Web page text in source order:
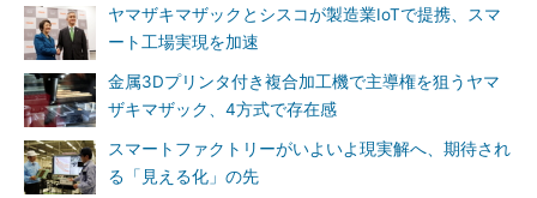
ヤマザキマザックとシスコが製造業IoTで提携、スマ
ート工場実現を加速
金属3Dプリンタ付き複合加工機で主導権を狙うヤマ
ザキマザック、4方式で存在感
スマートファクトリーがいよいよ現実解へ、期待され
る「見える化」の先